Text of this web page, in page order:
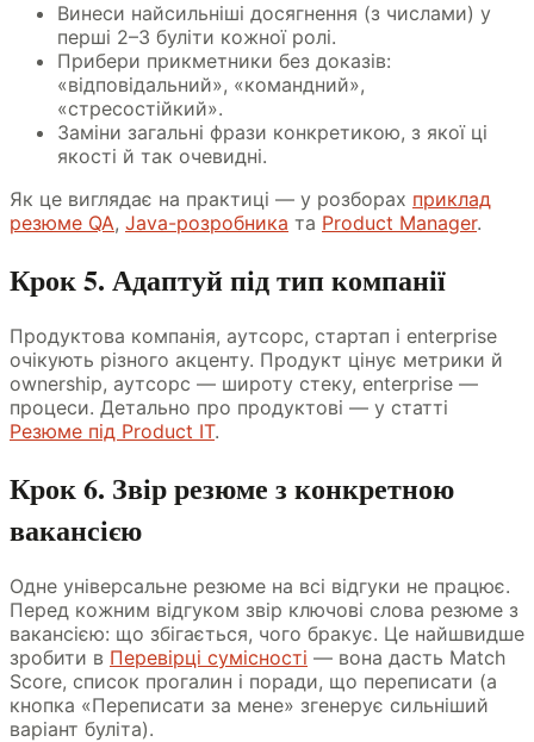
Винеси найсильніші досягнення (з числами) у
перші 2–3 буліти кожної ролі.
Прибери прикметники без доказів:
«відповідальний», «командний»,
«стресостійкий».
Заміни загальні фрази конкретикою, з якої ці
якості й так очевидні.
Як це виглядає на практиці — у розборах приклад
резюме QA, Java-розробника та Product Manager.
Крок 5. Адаптуй під тип компанії
Продуктова компанія, аутсорс, стартап і enterprise
очікують різного акценту. Продукт цінує метрики й
ownership, аутсорс — широту стеку, enterprise —
процеси. Детально про продуктові — у статті
Резюме під Product IT.
Крок 6. Звір резюме з конкретною
вакансією
Одне універсальне резюме на всі відгуки не працює.
Перед кожним відгуком звір ключові слова резюме з
вакансією: що збігається, чого бракує. Це найшвидше
зробити в Перевірці сумісності — вона дасть Match
Score, список прогалин і поради, що переписати (а
кнопка «Переписати за мене» згенерує сильніший
варіант буліта).